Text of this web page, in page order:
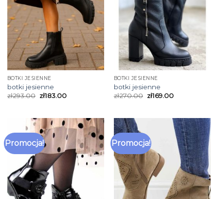
BOTKI JESIENNE
botki jesienne
zł293.00 zł183.00
BOTKI JESIENNE
botki jesienne
zł270.00 zł169.00
Promocja! Promocja!